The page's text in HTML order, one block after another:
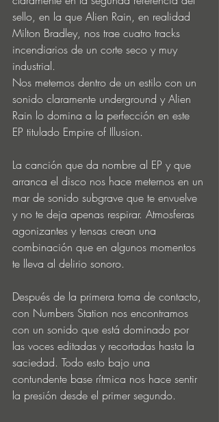
sello, en la que Alien Rain, en realidad
Milton Bradley, nos trae cuatro tracks
incendiarios de un corte seco y muy
industrial.
Nos metemos dentro de un estilo con un
sonido claramente underground y Alien
Rain lo domina a la perfección en este
EP titulado Empire of Illusion.
La canción que da nombre al EP y que
arranca el disco nos hace meternos en un
mar de sonido subgrave que te envuelve
y no te deja apenas respirar. Atmosferas
agonizantes y tensas crean una
combinación que en algunos momentos
te lleva al delirio sonoro.
Después de la primera toma de contacto,
con Numbers Station nos encontramos
con un sonido que está dominado por
las voces editadas y recortadas hasta la
saciedad. Todo esto bajo una
contundente base rítmica nos hace sentir
la presión desde el primer segundo.